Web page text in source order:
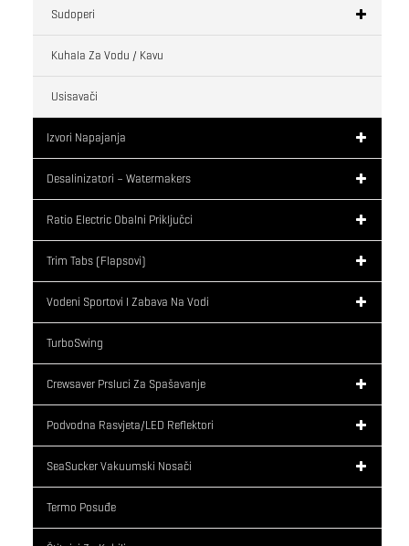
Sudoperi
Kuhala Za Vodu / Kavu
Usisavači
Izvori Napajanja
Desalinizatori – Watermakers
Ratio Electric Obalni Priključci
Trim Tabs (flapsovi)
Vodeni Sportovi I Zabava Na Vodi
TurboSwing
Crewsaver Prsluci Za Spašavanje
Podvodna Rasvjeta/LED Reflektori
SeaSucker Vakuumski Nosači
Termo Posuđe